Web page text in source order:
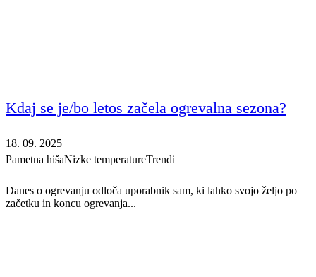
Kdaj se je/bo letos začela ogrevalna sezona?
18. 09. 2025
Pametna hišaNizke temperatureTrendi
Danes o ogrevanju odloča uporabnik sam, ki lahko svojo željo po
začetku in koncu ogrevanja...